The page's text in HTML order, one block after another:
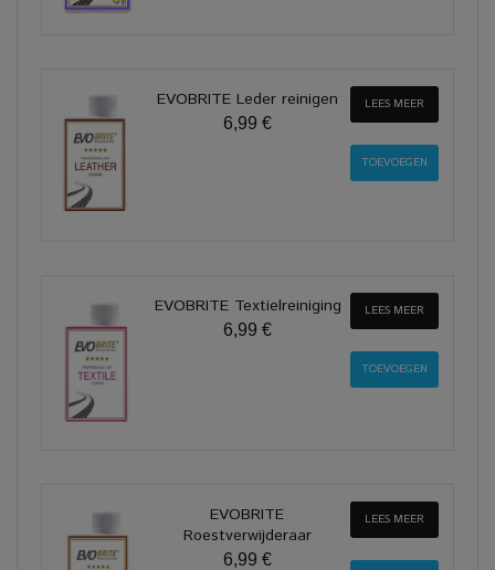
EVOBRITE Leder reinigen
6,99 €
LEES MEER
EVOBRITE Textielreiniging
6,99 €
LEES MEER
EVOBRITE
Roestverwijderaar
6,99 €
LEES MEER